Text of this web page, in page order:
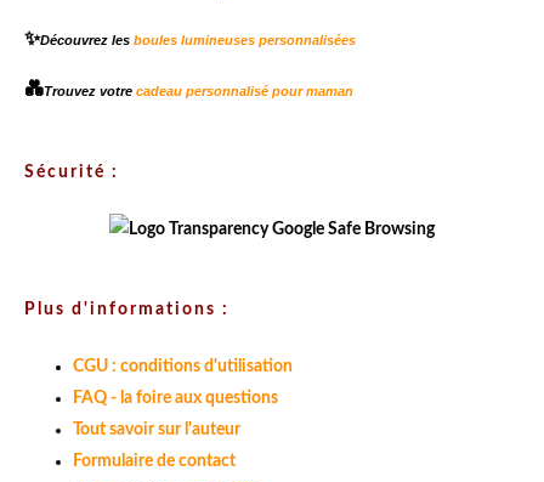
✨Découvrez les boules lumineuses personnalisées
💑Trouvez votre cadeau personnalisé pour maman
Sécurité :
Plus d'informations :
CGU : conditions d'utilisation
FAQ - la foire aux questions
Tout savoir sur l'auteur
Formulaire de contact